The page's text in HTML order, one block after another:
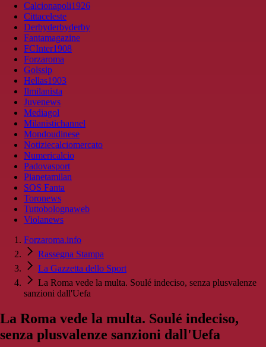
Calcionapoli1926
Cittaceleste
Derbyderbyderby
Fantamagazine
FCInter1908
Forzaroma
Golssip
Hellas1903
Ilmilanista
Juvenews
Mediagol
Milanistichannel
Mondoudinese
Notiziecalciomercato
Numericalcio
Padovasport
Pianetamilan
SOS Fanta
Toronews
Tuttobolognaweb
Violanews
Forzaroma.info
Rassegna Stampa
La Gazzetta dello Sport
La Roma vede la multa. Soulé indeciso, senza plusvalenze
sanzioni dall'Uefa
La Roma vede la multa. Soulé indeciso,
senza plusvalenze sanzioni dall'Uefa